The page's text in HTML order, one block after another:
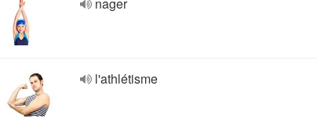
l'athlétisme